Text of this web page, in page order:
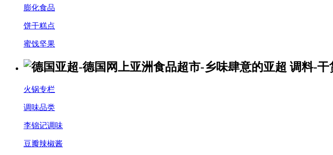
膨化食品
饼干糕点
蜜饯坚果
火锅专栏
调味品类
李锦记调味
豆瓣辣椒酱